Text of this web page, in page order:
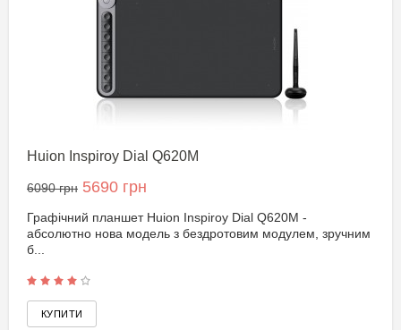
Huion Inspiroy Dial Q620M
6090 грн 5690 грн
Графічний планшет Huion Inspiroy Dial Q620M -
абсолютно нова модель з бездротовим модулем, зручним
б...